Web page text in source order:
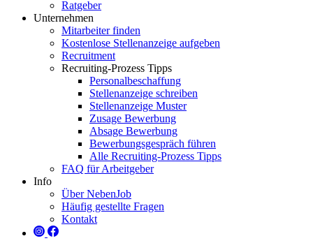
Ratgeber
Unternehmen
Mitarbeiter finden
Kostenlose Stellenanzeige aufgeben
Recruitment
Recruiting-Prozess Tipps
Personalbeschaffung
Stellenanzeige schreiben
Stellenanzeige Muster
Zusage Bewerbung
Absage Bewerbung
Bewerbungsgespräch führen
Alle Recruiting-Prozess Tipps
FAQ für Arbeitgeber
Info
Über NebenJob
Häufig gestellte Fragen
Kontakt